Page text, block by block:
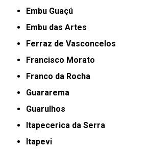
Embu Guaçú
Embu das Artes
Ferraz de Vasconcelos
Francisco Morato
Franco da Rocha
Guararema
Guarulhos
Itapecerica da Serra
Itapevi